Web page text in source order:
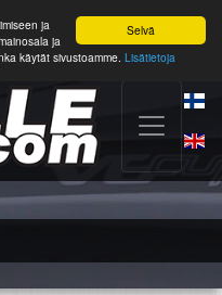
Selvä
ja
ja
käytät sivustoamme. Lisätietoja